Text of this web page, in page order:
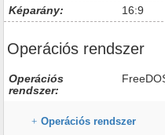
Képarány:
16:9
Operációs rendszer
Operációs
rendszer:
Operációs rendszer